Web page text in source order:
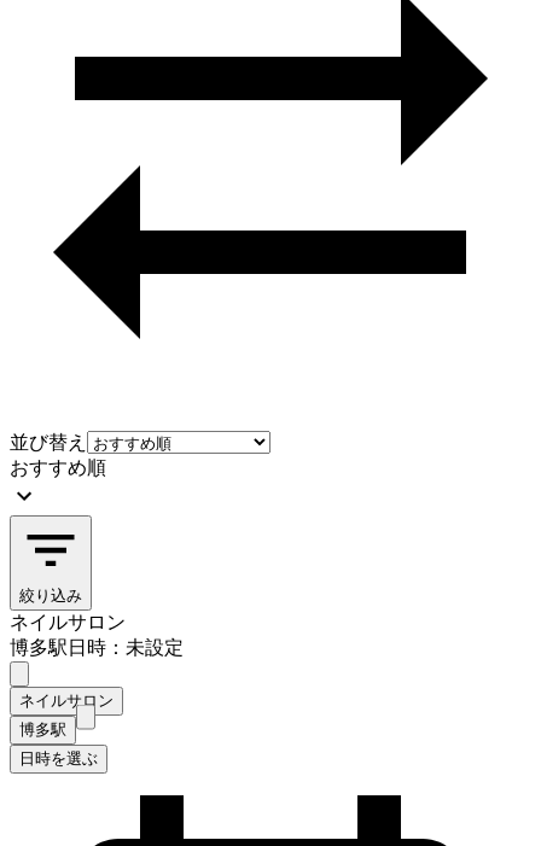
並び替え
おすすめ順
絞り込み
ネイルサロン
博多駅日時：未設定
ネイルサロン
博多駅
日時を選ぶ